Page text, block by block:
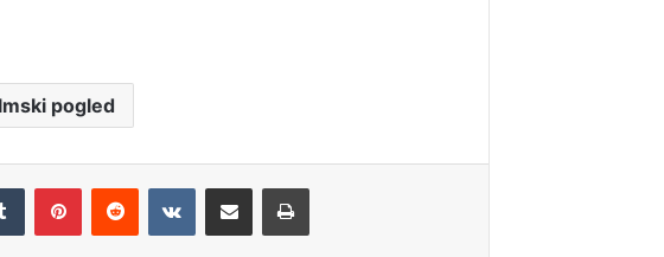
pogled
[FOTOGALERIJA] Lent je tudi v
nedeljo utripal v ritmu glasbe,
filma in uličnega gledališča